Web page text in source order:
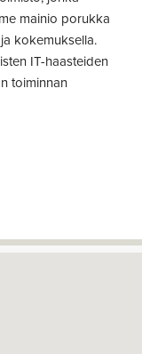
mainio porukka
kokemuksella.
IT-haasteiden
toiminnan